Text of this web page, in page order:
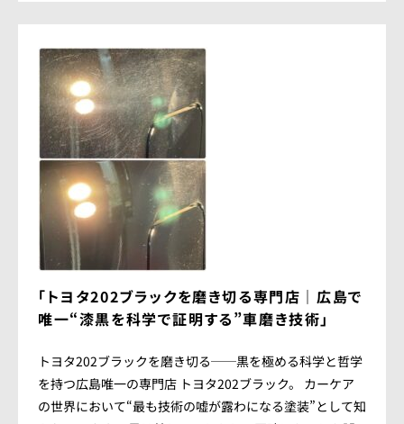
「トヨタ202ブラックを磨き切る専門店｜広島で
唯一“漆黒を科学で証明する”車磨き技術」
トヨタ202ブラックを磨き切る──黒を極める科学と哲学
を持つ広島唯一の専門店 トヨタ202ブラック。 カーケア
の世界において“最も技術の嘘が露わになる塗装”として知